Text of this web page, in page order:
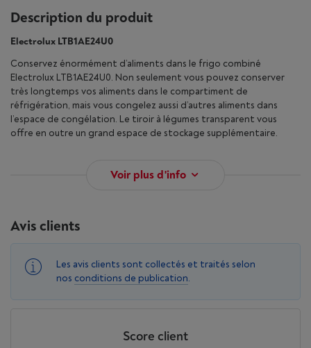
Description du produit
Electrolux LTB1AE24U0
Conservez énormément d’aliments dans le frigo combiné
Electrolux LTB1AE24U0. Non seulement vous pouvez conserver
très longtemps vos aliments dans le compartiment de
réfrigération, mais vous congelez aussi d’autres aliments dans
l’espace de congélation. Le tiroir à légumes transparent vous
offre en outre un grand espace de stockage supplémentaire.
Voir plus d'info
Avis clients
Les avis clients sont collectés et traités selon
nos conditions de publication.
Score client